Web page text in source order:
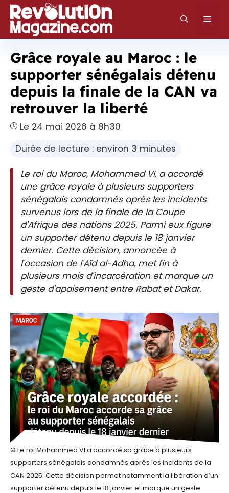
Aller
au
contenu
Grâce royale au Maroc : le
supporter sénégalais détenu
depuis la finale de la CAN va
retrouver la liberté
Le 24 mai 2026 à 8h30
Durée de lecture : environ 3 minutes
Le roi du Maroc, Mohammed VI, a accordé
une grâce royale à plusieurs supporters
sénégalais condamnés après les incidents
survenus lors de la finale de la Coupe
d'Afrique des nations 2025. Parmi eux figure
un supporter détenu depuis le 18 janvier
dernier. Cette décision, annoncée à
l'occasion de l'Aïd al-Adha, met fin à
plusieurs mois d'incarcération et marque un
geste d'apaisement entre Rabat et Dakar.
© Le roi Mohammed VI a accordé sa grâce à plusieurs
supporters sénégalais condamnés après les incidents de la
CAN 2025. Cette décision permet notamment la libération d’un
supporter détenu depuis le 18 janvier et marque un geste